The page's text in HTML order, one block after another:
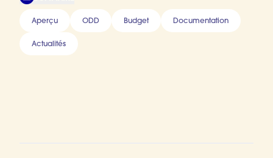
Aperçu ODD Budget Documentation
Actualités